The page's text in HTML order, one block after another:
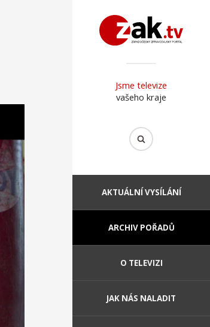
Jsme televize
vašeho kraje
AKTUÁLNÍ VYSÍLÁNÍ
ARCHIV POŘADŮ
O TELEVIZI
JAK NÁS NALADIT